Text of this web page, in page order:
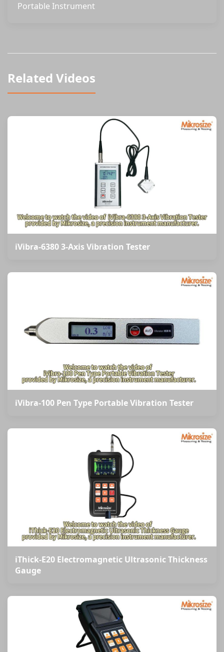
Portable Instrument
Related Videos
iVibra-6380 3-Axis Vibration Tester
iVibra-100 Pen Type Portable Vibration Tester
iThick-E20 Electromagnetic Ultrasonic Thickness
Gauge